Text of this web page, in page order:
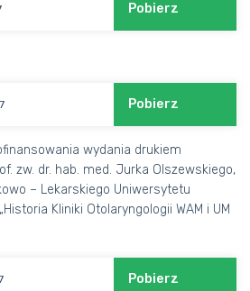
Pobierz
Pobierz
wydania drukiem
zw. dr. hab. med. Jurka Olszewskiego,
– Lekarskiego Uniwersytetu
Kliniki Otolaryngologii WAM i UM
Pobierz